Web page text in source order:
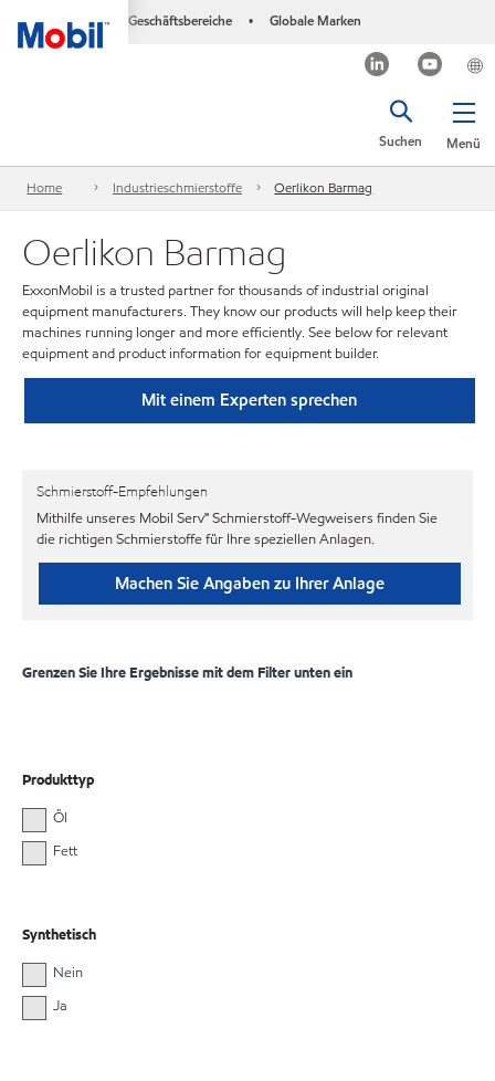
Geschäftsbereiche • Globale Marken
Menü
Suchen
Home Industrieschmierstoffe Oerlikon Barmag
Oerlikon Barmag
ExxonMobil is a trusted partner for thousands of industrial original
equipment manufacturers. They know our products will help keep their
machines running longer and more efficiently. See below for relevant
equipment and product information for equipment builder.
Mit einem Experten sprechen
Schmierstoff-Empfehlungen
Mithilfe unseres Mobil Serv℠ Schmierstoff-Wegweisers finden Sie
die richtigen Schmierstoffe für Ihre speziellen Anlagen.
Machen Sie Angaben zu Ihrer Anlage
Grenzen Sie Ihre Ergebnisse mit dem Filter unten ein
Produkttyp
Öl
Fett
Synthetisch
Nein
Ja